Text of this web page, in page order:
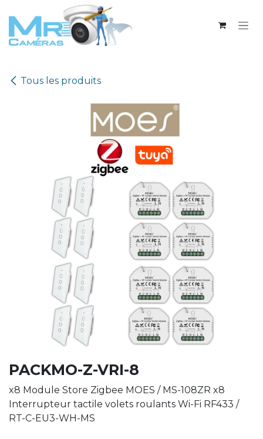
Se rendre au contenu
Tous les produits
PACKMO-Z-VRI-8
x8 Module Store Zigbee MOES / MS-108ZR x8
Interrupteur tactile volets roulants Wi-Fi RF433 /
RT-C-EU3-WH-MS